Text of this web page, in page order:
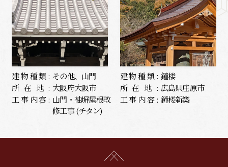
建物種類: その他、山門
所在地: 大阪府大阪市
工事内容: 山門・袖塀屋根改
修工事 (チタン)
建物種類: 鐘楼
所在地: 広島県庄原市
工事内容: 鐘楼新築